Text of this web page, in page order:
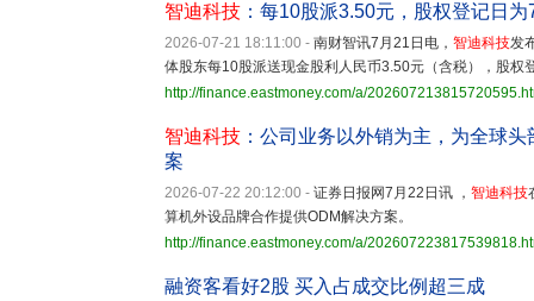
智迪科技 ：每10股派3.50元，股权登记日
2026-07-21 18:11:00 - 南财智讯7月21日电， 智迪科技发
体股东每10股派送现金股利人民币3.50元（含税），股权
http://finance.eastmoney.com/a/
智迪科技 ：公司业务以外销为主，为全球
案
2026-07-22 20:12:00 - 证券日报网7月22日讯 ， 智迪科技
算机外设品牌合作提供ODM解决方案。
http://finance.eastmoney.com/a/
融资客看好2股 买入占成交比例超三成